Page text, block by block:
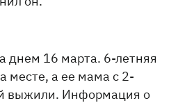
днем 16 марта. 6-летняя
месте, а ее мама с 2-
выжили. Информация о